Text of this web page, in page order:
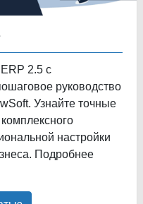
2.5 с
руководство
Узнайте точные
настройки
Подробнее